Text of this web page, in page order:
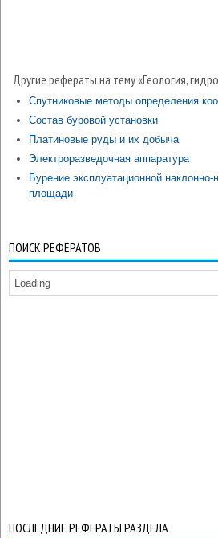
Другие рефераты на тему «Геология,
Спутниковые методы определения
Состав буровой установки
Платиновые руды и их добыча
Электроразведочная аппаратура
Бурение эксплуатационной
площади
ПОИСК РЕФЕРАТОВ
Loading
ПОСЛЕДНИЕ РЕФЕРАТЫ РАЗДЕЛА